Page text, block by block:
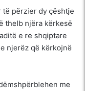
të përzier dy çështje
thelb njëra kërkesë
e re shqiptare
njerëz që kërkojnë
me